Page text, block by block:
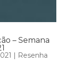
– Semana
| Resenha